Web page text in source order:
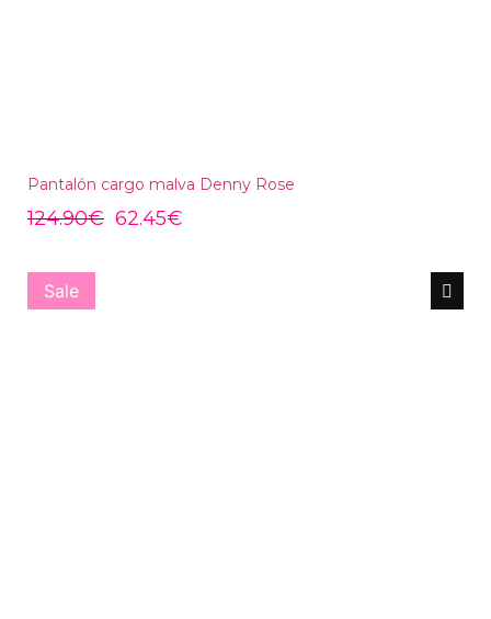
Pantalón cargo malva Denny Rose
124.90€ 62.45€
Sale